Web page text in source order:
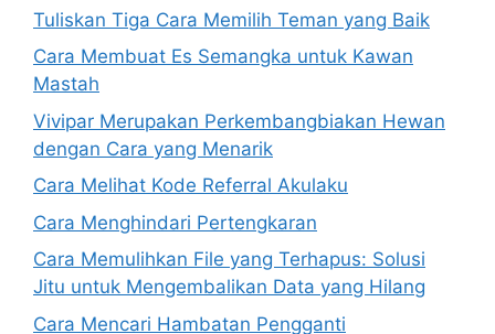
Tuliskan Tiga Cara Memilih Teman yang Baik
Cara Membuat Es Semangka untuk Kawan
Mastah
Vivipar Merupakan Perkembangbiakan Hewan
dengan Cara yang Menarik
Cara Melihat Kode Referral Akulaku
Cara Menghindari Pertengkaran
Cara Memulihkan File yang Terhapus: Solusi
Jitu untuk Mengembalikan Data yang Hilang
Cara Mencari Hambatan Pengganti